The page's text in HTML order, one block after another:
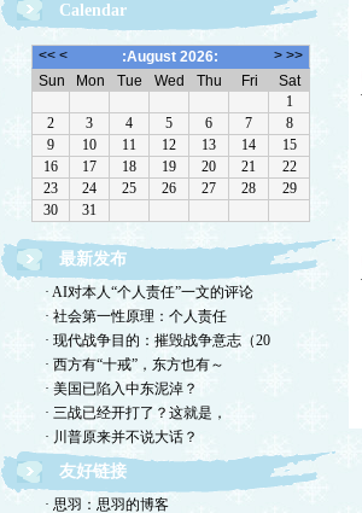
Calendar
最新发布
· AI对本人“个人责任”一文的评论
· 社会第一性原理：个人责任
· 现代战争目的：摧毁战争意志（20
· 西方有“十戒”，东方也有～
· 美国已陷入中东泥淖？
· 三战已经开打了？这就是，
· 川普原来并不说大话？
友好链接
· 思羽：思羽的博客